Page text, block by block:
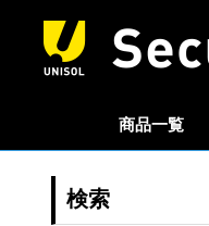
商品一覧
検索